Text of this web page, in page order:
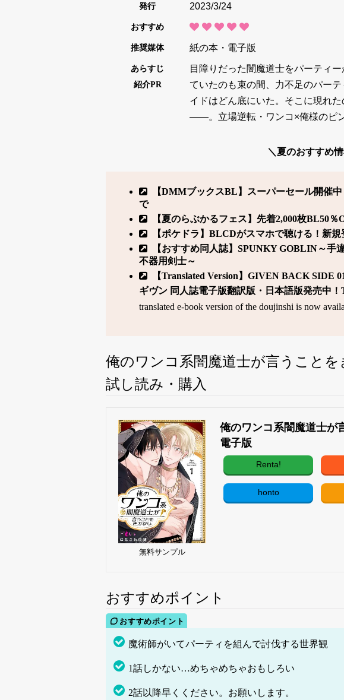
発行 2023/3/24
おすすめ
推奨媒体 紙の本・電子版
あらすじ
紹介PR
目障りだった闇魔道士をパーティ
ていたのも束の間、力不足のパー
イドはどん底にいた。そこに現れ
――。立場逆転・ワンコ×俺様のピ
＼夏のおすすめ
【DMMブックスBL】スーパーセール開催
で
【夏のらぶかるフェス】先着2,000枚BL50％
【ポケドラ】BLCDがスマホで聴ける！新
【おすすめ同人誌】SPUNKY GOBLIN～手
不器用剣士～
【Translated Version】GIVEN BACK SIDE
ギヴン 同人誌電子版翻訳版・日本語版発売中
translated e-book version of the doujinshi is now
俺のワンコ系闇魔道士が言うこと
試し読み・購入
無料サンプル
俺のワンコ系闇魔道士が
電子版
Renta!
honto
おすすめポイント
魔術師がいてパーティを組んで討伐する世界観
1話しかない…めちゃめちゃおもしろい
2話以降早くください。お願いします。